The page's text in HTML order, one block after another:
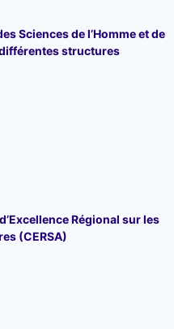
Sciences de l’Homme et de
structures
Régional sur les
(CERSA)